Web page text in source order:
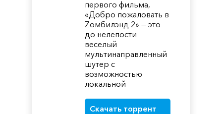
первого фильма,
«Добро пожаловать в
Zомбилэнд 2» — это
до нелепости
веселый
мультинаправленный
шутер с
возможностью
локальной
Скачать торрент